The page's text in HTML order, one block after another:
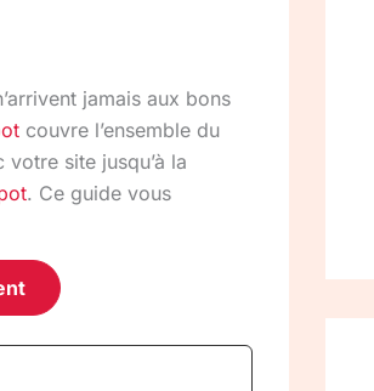
jamais aux bons
couvre l’ensemble du
site jusqu’à la
. Ce guide vous